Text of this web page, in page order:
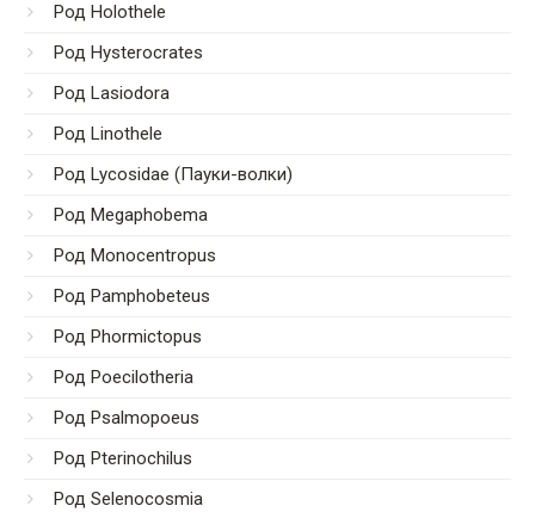
Род Holothele
Род Hysterocrates
Род Lasiodora
Род Linothele
Род Lycosidae (Пауки-волки)
Род Megaphobema
Род Monocentropus
Род Pamphobeteus
Род Phormictopus
Род Poecilotheria
Род Psalmopoeus
Род Pterinochilus
Род Selenocosmia